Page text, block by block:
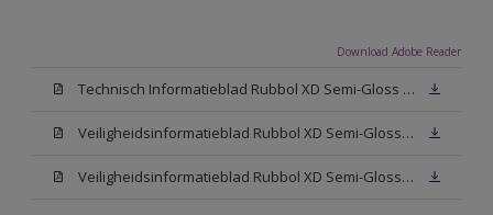
Download Adobe Reader
Technisch Informatieblad Rubbol XD Semi-Gloss (PDF)
Veiligheidsinformatieblad Rubbol XD Semi-Gloss White W05 (MSDS)
Veiligheidsinformatieblad Rubbol XD Semi-Gloss N00 (MSDS)